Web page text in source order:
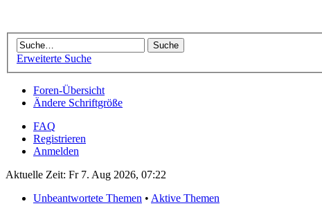
Erweiterte Suche
Foren-Übersicht
Ändere Schriftgröße
FAQ
Registrieren
Anmelden
Aktuelle Zeit: Fr 7. Aug 2026, 07:22
Unbeantwortete Themen • Aktive Themen